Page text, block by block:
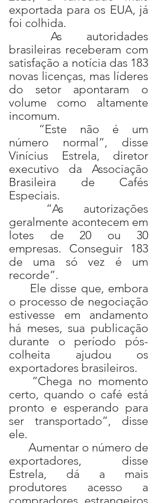
exportada para os EUA, já
foi colhida.
brasileiras receberam com
satisfação a notícia das 183
novas licenças, mas líderes
do setor apontaram o
volume como altamente
incomum.
número normal”, disse
Vinícius Estrela, diretor
executivo da Associação
Brasileira de Cafés
Especiais.
geralmente acontecem em
lotes de 20 ou 30
empresas. Conseguir 183
de uma só vez é um
recorde”.
o processo de negociação
estivesse em andamento
há meses, sua publicação
durante o período pós-
colheita ajudou os
exportadores brasileiros.
certo, quando o café está
pronto e esperando para
ser transportado”, disse
ele.
exportadores, disse
Estrela, dá a mais
produtores acesso a